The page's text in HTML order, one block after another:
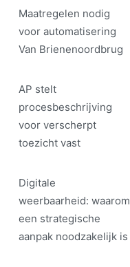
Maatregelen nodig
voor automatisering
Van Brienenoordbrug
AP stelt
procesbeschrijving
voor verscherpt
toezicht vast
Digitale
weerbaarheid: waarom
een strategische
aanpak noodzakelijk is